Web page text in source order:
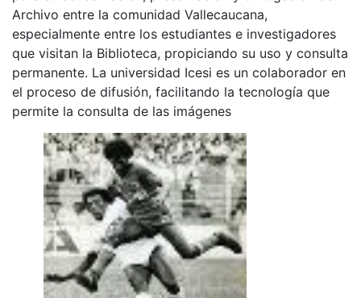
Archivo entre la comunidad Vallecaucana,
especialmente entre los estudiantes e investigadores
que visitan la Biblioteca, propiciando su uso y consulta
permanente. La universidad Icesi es un colaborador en
el proceso de difusión, facilitando la tecnología que
permite la consulta de las imágenes